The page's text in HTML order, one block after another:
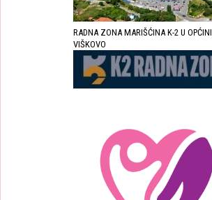
RADNA ZONA MARIŠĆINA K-2 U OPĆINI
VIŠKOVO